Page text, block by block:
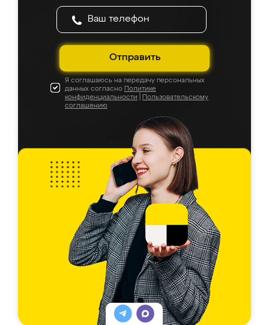
Отправить
Я соглашаюсь на передачу персональных
данных согласно Политике
конфиденциальности
Пользовательскому
соглашению